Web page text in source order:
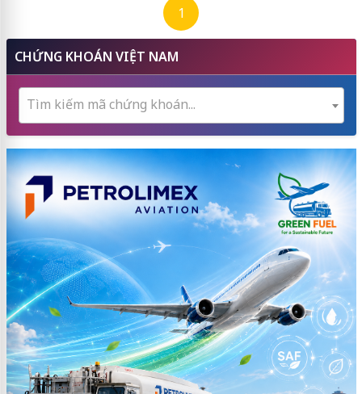
1
CHỨNG KHOÁN VIỆT NAM
Tìm kiếm mã chứng khoán...